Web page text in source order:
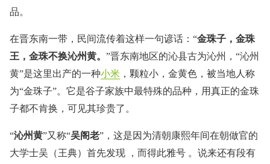
品。
在晋东南一带，民间流传着这样一句谚话：“金珠子，金珠
王，金珠不换沁州黄。 ”晋东南地区的沁县古为沁州，“沁州
黄”是这里出产的一种小米 ，颗粒小，金黄色，被当地人称
为“金珠子”。它是谷子家族中最特殊的品种，用真正的金珠
子都不肯换，可见其珍贵了。
“沁州黄”又称“吴阁老”，这是因为清朝康熙年间在朝做官的
大学士吴（王典）首先发现 ，而得此雅号 。说来还有段有